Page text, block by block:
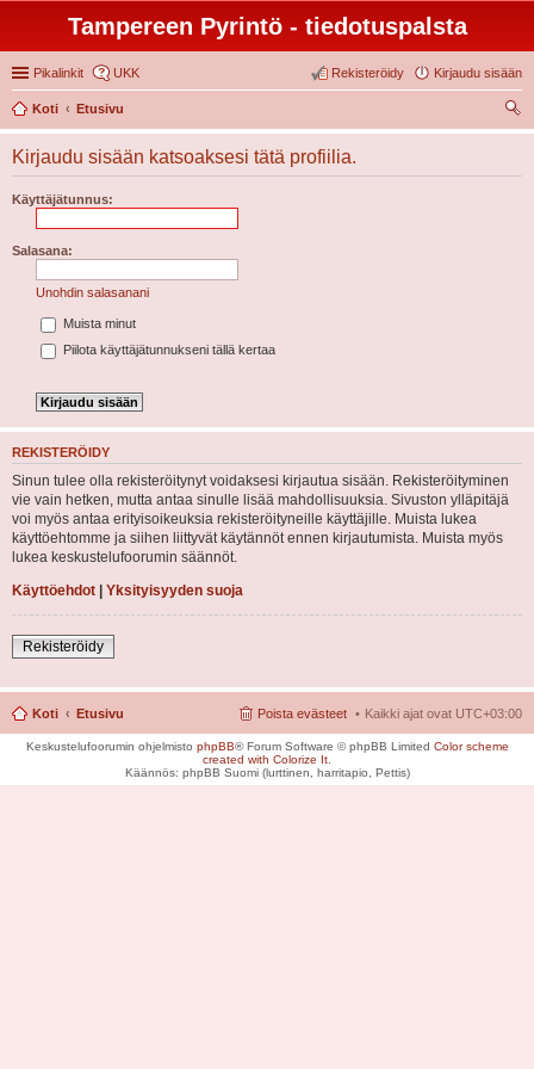
Tampereen Pyrintö - tiedotuspalsta
Pikalinkit UKK Kirjaudu sisään
Rekisteröidy
Koti
Etusivu
tsi
Kirjaudu sisään katsoaksesi tätä profiilia.
Käyttäjätunnus:
Salasana:
Unohdin salasanani
Muista minut
Piilota käyttäjätunnukseni tällä kertaa
REKISTERÖIDY
Sinun tulee olla rekisteröitynyt voidaksesi kirjautua sisään. Rekisteröityminen
vie vain hetken, mutta antaa sinulle lisää mahdollisuuksia. Sivuston ylläpitäjä
voi myös antaa erityisoikeuksia rekisteröityneille käyttäjille. Muista lukea
käyttöehtomme ja siihen liittyvät käytännöt ennen kirjautumista. Muista myös
lukea keskustelufoorumin säännöt.
Käyttöehdot | Yksityisyyden suoja
Rekisteröidy
Koti Etusivu Kaikki ajat ovat UTC+03:00
Poista evästeet
Keskustelufoorumin ohjelmisto phpBB® Forum Software © phpBB Limited Color scheme
created with Colorize It
Käännös: phpBB Suomi (lurttinen, harritapio, Pettis)